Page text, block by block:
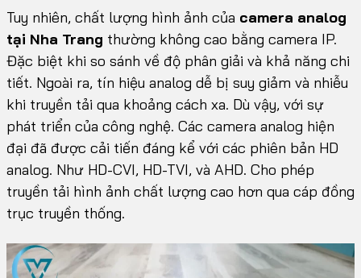
Tuy nhiên, chất lượng hình ảnh của camera analog
tại Nha Trang thường không cao bằng camera IP.
Đặc biệt khi so sánh về độ phân giải và khả năng chi
tiết. Ngoài ra, tín hiệu analog dễ bị suy giảm và nhiễu
khi truyền tải qua khoảng cách xa. Dù vậy, với sự
phát triển của công nghệ. Các camera analog hiện
đại đã được cải tiến đáng kể với các phiên bản HD
analog. Như HD-CVI, HD-TVI, và AHD. Cho phép
truyền tải hình ảnh chất lượng cao hơn qua cáp đồng
trục truyền thống.